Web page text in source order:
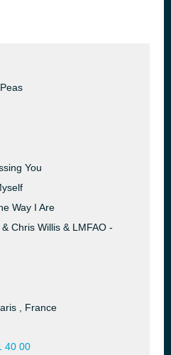
You
Way I Are
Chris Willis & LMFAO -
, France
40 00